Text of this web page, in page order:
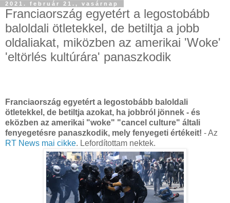
2021. február 21., vasárnap
Franciaország egyetért a legostobább
baloldali ötletekkel, de betiltja a jobb
oldaliakat, miközben az amerikai 'Woke'
'eltörlés kultúrára' panaszkodik
Franciaország egyetért a legostobább baloldali
ötletekkel, de betiltja azokat, ha jobbról jönnek - és
eközben az amerikai "woke" "cancel culture" általi
fenyegetésre panaszkodik, mely fenyegeti értékeit! - Az
RT News mai cikke. Lefordítottam nektek.